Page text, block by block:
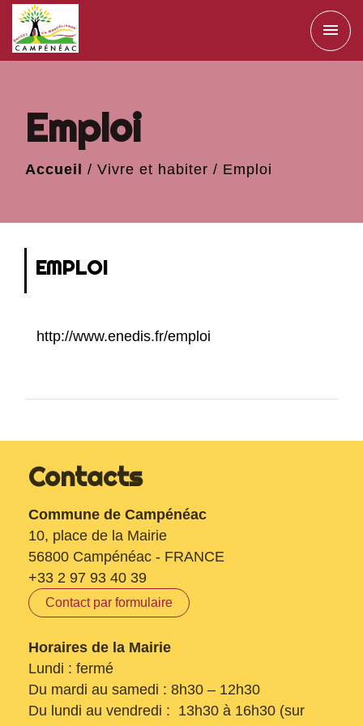
menu
Emploi
Accueil / Vivre et habiter / Emploi
EMPLOI
http://www.enedis.fr/emploi
Contacts
Commune de Campénéac
10, place de la Mairie
56800 Campénéac - FRANCE
+33 2 97 93 40 39
Contact par formulaire
Horaires de la Mairie
Lundi : fermé
Du mardi au samedi : 8h30 – 12h30
Du lundi au vendredi : 13h30 à 16h30 (sur